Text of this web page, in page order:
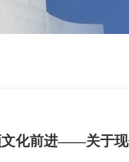
化前进——关于现